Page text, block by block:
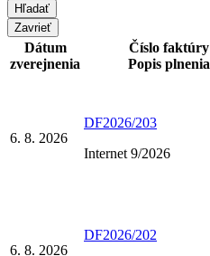
Zavrieť
Dátum
zverejnenia
Číslo faktúry
Popis plnenia
6. 8. 2026
DF2026/203
Internet 9/2026
6. 8. 2026
DF2026/202